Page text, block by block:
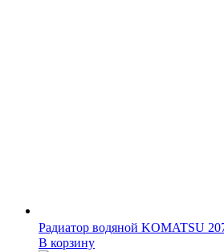
Радиатор водяной KOMATSU
В корзину